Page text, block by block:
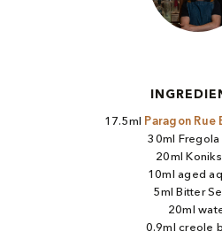
17.5ml Paragon
30ml Fregola
20ml
10ml aged
5ml Bitter
20ml
0.9ml creole